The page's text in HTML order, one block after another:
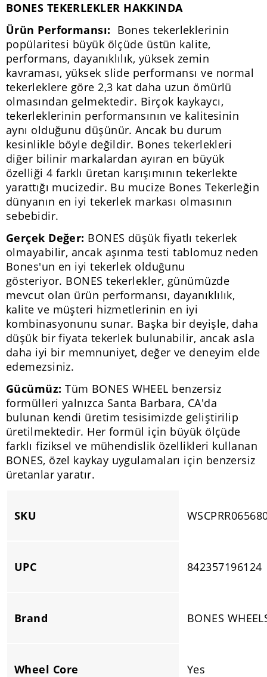
BONES TEKERLEKLER HAKKINDA
Ürün Performansı: Bones tekerleklerinin
popülaritesi büyük ölçüde üstün kalite,
performans, dayanıklılık, yüksek zemin
kavraması, yüksek slide performansı ve normal
tekerleklere göre 2,3 kat daha uzun ömürlü
olmasından gelmektedir. Birçok kaykaycı,
tekerleklerinin performansının ve kalitesinin
aynı olduğunu düşünür. Ancak bu durum
kesinlikle böyle değildir. Bones tekerlekleri
diğer bilinir markalardan ayıran en büyük
özelliği 4 farklı üretan karışımının tekerlekte
yarattığı mucizedir. Bu mucize Bones Tekerleğin
dünyanın en iyi tekerlek markası olmasının
sebebidir.
Gerçek Değer: BONES düşük fiyatlı tekerlek
olmayabilir, ancak aşınma testi tablomuz neden
Bones'un en iyi tekerlek olduğunu
gösteriyor. BONES tekerlekler, günümüzde
mevcut olan ürün performansı, dayanıklılık,
kalite ve müşteri hizmetlerinin en iyi
kombinasyonunu sunar. Başka bir deyişle, daha
düşük bir fiyata tekerlek bulunabilir, ancak asla
daha iyi bir memnuniyet, değer ve deneyim elde
edemezsiniz.
Gücümüz: Tüm BONES WHEEL benzersiz
formülleri yalnızca Santa Barbara, CA'da
bulunan kendi üretim tesisimizde geliştirilip
üretilmektedir. Her formül için büyük ölçüde
farklı fiziksel ve mühendislik özellikleri kullanan
BONES, özel kaykay uygulamaları için benzersiz
üretanlar yaratır.
SKU
UPC 842357196124
Brand BONES
Wheel Core Yes